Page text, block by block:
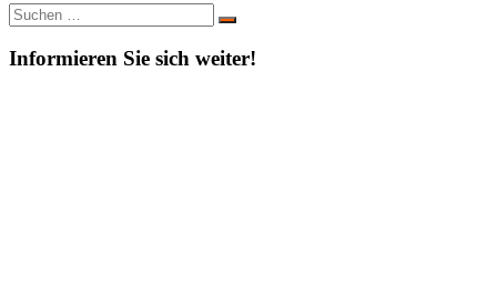
Suche
nach:
Suchen
Informieren Sie sich weiter!